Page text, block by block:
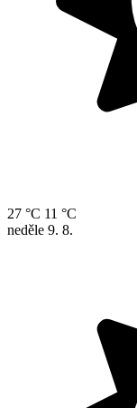
27 °C 11 °C
neděle 9. 8.